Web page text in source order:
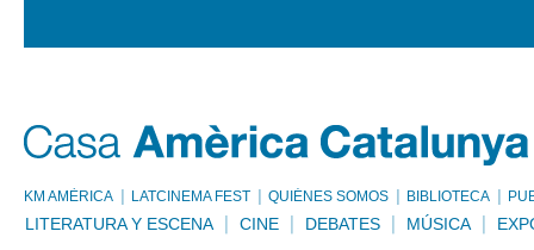
KM AMÈRICA LATCINEMA FEST QUIÉNES SOMOS BIBLIOTECA
LITERATURA Y ESCENA CINE DEBATES MÚSICA